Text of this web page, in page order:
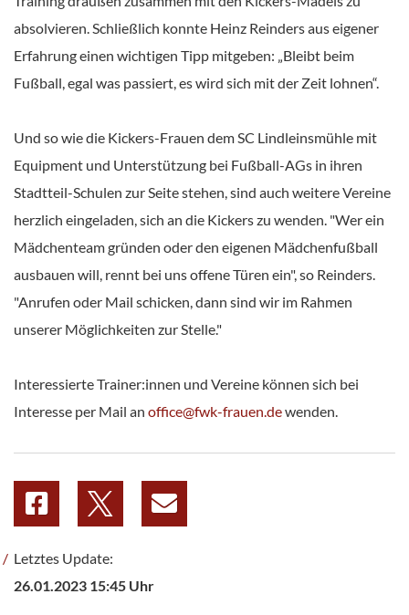
absolvieren. Schließlich konnte Heinz Reinders aus eigener
Erfahrung einen wichtigen Tipp mitgeben: „Bleibt beim
Fußball, egal was passiert, es wird sich mit der Zeit lohnen“.
Und so wie die Kickers-Frauen dem SC Lindleinsmühle mit
Equipment und Unterstützung bei Fußball-AGs in ihren
Stadtteil-Schulen zur Seite stehen, sind auch weitere Vereine
herzlich eingeladen, sich an die Kickers zu wenden. "Wer ein
Mädchenteam gründen oder den eigenen Mädchenfußball
ausbauen will, rennt bei uns offene Türen ein", so Reinders.
"Anrufen oder Mail schicken, dann sind wir im Rahmen
unserer Möglichkeiten zur Stelle."
Interessierte Trainer:innen und Vereine können sich bei
Interesse per Mail an office@fwk-frauen.dewenden.
Letztes Update:
26.01.2023 15:45 Uhr